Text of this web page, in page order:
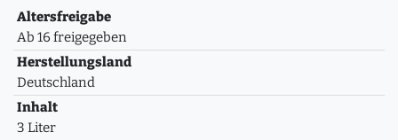
Altersfreigabe
Ab 16 freigegeben
Herstellungsland
Deutschland
Inhalt
3 Liter